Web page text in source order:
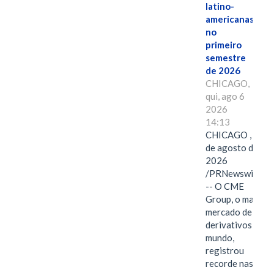
latino-
americanas
no
primeiro
semestre
de 2026
CHICAGO,
qui, ago 6
2026
14:13
CHICAGO , 6
de agosto de
2026
/PRNewswire/
-- O CME
Group, o maior
mercado de
derivativos do
mundo,
registrou
recorde nas